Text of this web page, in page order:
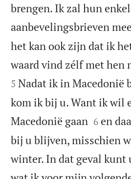
brengen. Ik zal hun
aanbevelingsbrieven
het kan ook zijn dat ik
waard vind zélf met hen
5 Nadat ik in Macedonië
kom ik bij u. Want ik wil
Macedonië gaan 

6 en
bij u blijven, misschien
winter. In dat geval kunt